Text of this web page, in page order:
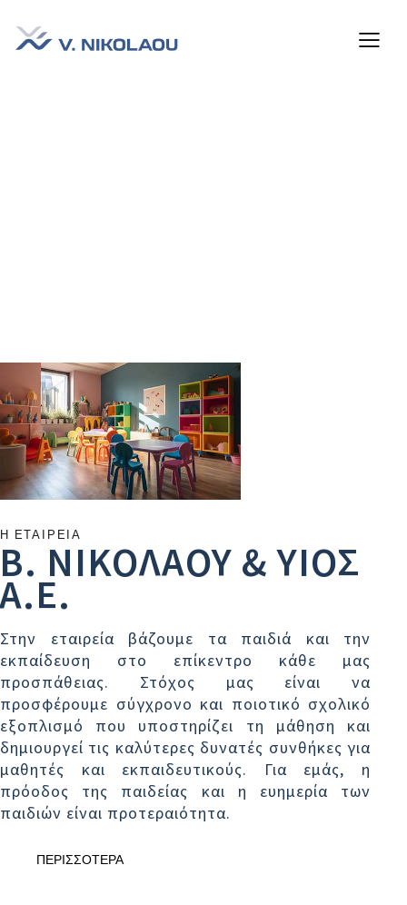
Η ΕΤΑΙΡΕΙΑ
Β. ΝΙΚΟΛΑΟΥ & ΥΙΟΣ
Α.Ε.
Στην εταιρεία βάζουμε τα παιδιά και την
εκπαίδευση στο επίκεντρο κάθε μας
προσπάθειας. Στόχος μας είναι να
προσφέρουμε σύγχρονο και ποιοτικό σχολικό
εξοπλισμό που υποστηρίζει τη μάθηση και
δημιουργεί τις καλύτερες δυνατές συνθήκες για
μαθητές και εκπαιδευτικούς. Για εμάς, η
πρόοδος της παιδείας και η ευημερία των
παιδιών είναι προτεραιότητα.
ΠΕΡΙΣΣΟΤΕΡΑ